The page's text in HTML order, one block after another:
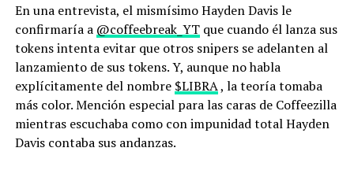
En una entrevista, el mismísimo Hayden Davis le
confirmaría a @coffeebreak_YTque cuando él lanza sus
tokens intenta evitar que otros snipers se adelanten al
lanzamiento de sus tokens. Y, aunque no habla
explícitamente del nombre $LIBRA, la teoría tomaba
más color. Mención especial para las caras de Coffeezilla
mientras escuchaba como con impunidad total Hayden
Davis contaba sus andanzas.